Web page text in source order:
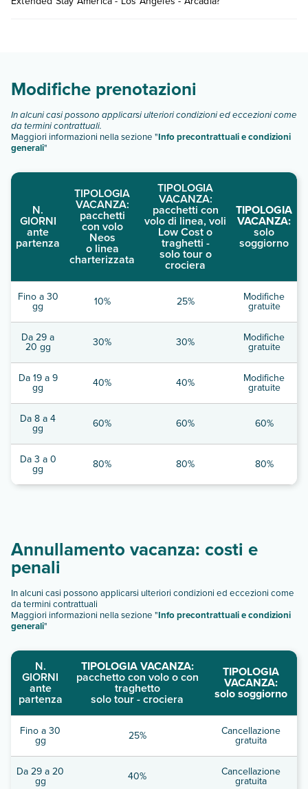
dell'hotel, ecc). Per consultare i prezzi, compila il motore di
Modifiche prenotazioni
In alcuni casi possono applicarsi ulteriori condizioni ed eccezioni come
da termini contrattuali.
Maggiori informazioni nella sezione "Info precontrattuali e condizioni
generali"
N.
GIORNI
ante
partenza
TIPOLOGIA
VACANZA:
pacchetti
con volo
Neos
o linea
charterizzata
TIPOLOGIA
VACANZA:
pacchetti con
volo di linea, voli
Low Cost o
traghetti -
solo tour o
crociera
TIPOLOGIA
VACANZA:
solo
soggiorno
Fino a 30
gg 10% 25% Modifiche
gratuite
Da 29 a
20 gg 30% 30% Modifiche
gratuite
Da 19 a 9
gg 40% 40% Modifiche
gratuite
Da 8 a 4
gg 60% 60% 60%
Da 3 a 0
gg 80% 80% 80%
Annullamento vacanza: costi e
penali
In alcuni casi possono applicarsi ulteriori condizioni ed eccezioni come
da termini contrattuali
Maggiori informazioni nella sezione "Info precontrattuali e condizioni
generali"
N.
GIORNI
ante
partenza
TIPOLOGIA VACANZA:
pacchetto con volo o con
traghetto
solo tour - crociera
TIPOLOGIA
VACANZA:
solo soggiorno
Fino a 30
gg 25% Cancellazione
gratuita
Da 29 a 20
gg 40% Cancellazione
gratuita